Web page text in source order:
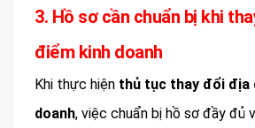
3. Hồ sơ cần chuẩn bị khi
điểm kinh doanh
Khi thực hiện thủ tục thay đổi địa
doanh, việc chuẩn bị hồ sơ đầy đủ